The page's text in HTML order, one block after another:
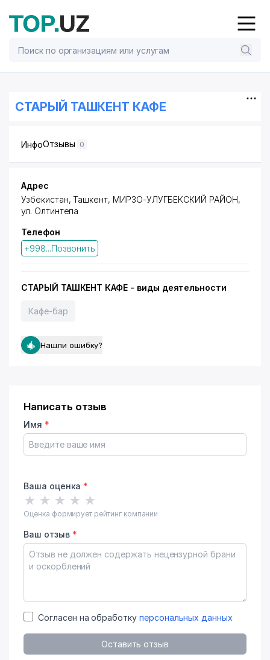
СТАРЫЙ ТАШКЕНТ КАФЕ
ИнфоОтзывы 0
Адрес
Узбекистан, Ташкент, МИРЗО-УЛУГБЕКСКИЙ РАЙОН,
ул. Олтинтепа
Телефон
+998...Позвонить
СТАРЫЙ ТАШКЕНТ КАФЕ - виды деятельности
Кафе-бар
Нашли ошибку?
Написать отзыв
Имя *
Ваша оценка *
★ ★ ★ ★ ★
Оценка формирует рейтинг компании
Ваш отзыв *
Согласен на обработку персональных данных
Оставить отзыв